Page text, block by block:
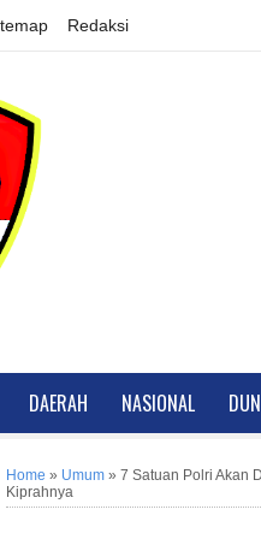
Redaksi
DAERAH NASIONAL
Home » Umum » 7 Satuan Polri Akan
Kiprahnya